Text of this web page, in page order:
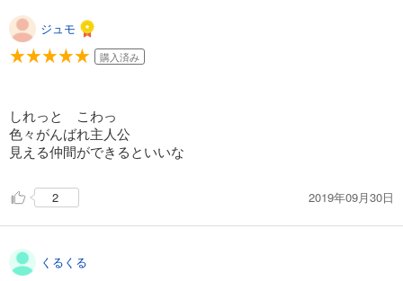
ジュモ
購入済み
しれっと こわっ
色々がんばれ主人公
見える仲間ができるといいな
2 2019年09月30日
くるくる